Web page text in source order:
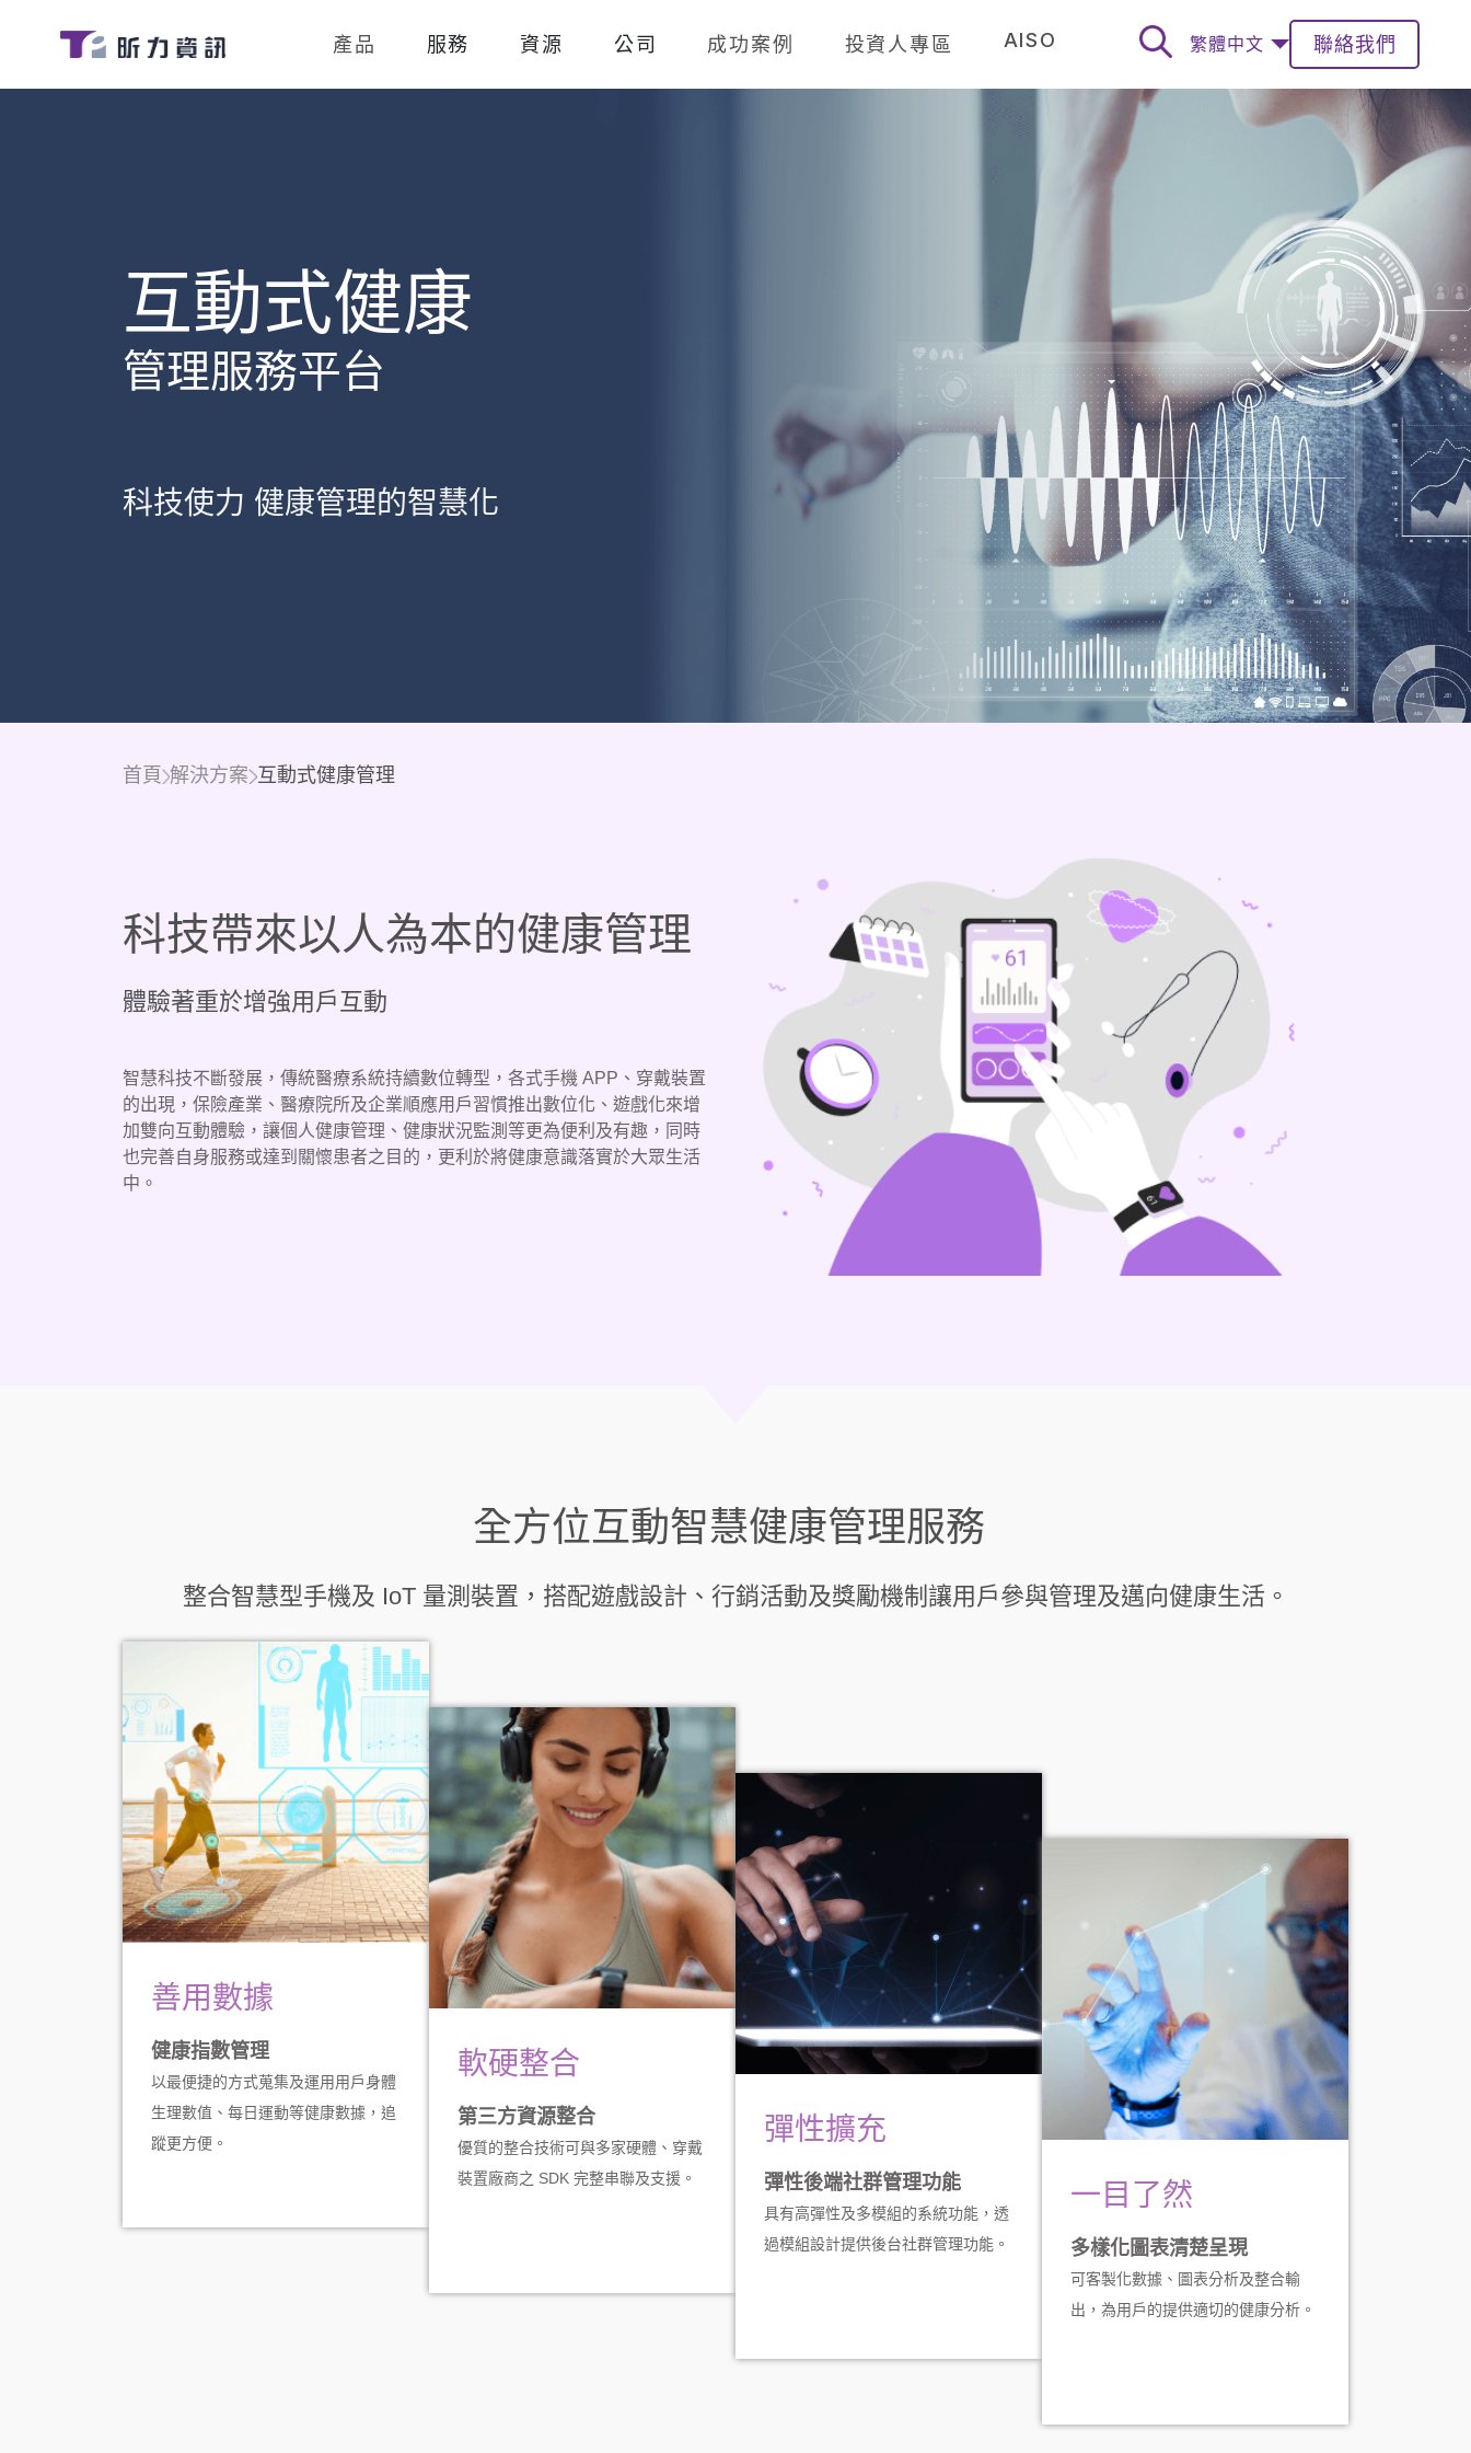
產品 服務 資源 公司 成功案例 投資人專區 AISO 繁體中文 聯絡我們
互動式健康
管理服務平台
科技使力 健康管理的智慧化
首頁 解決方案 互動式健康管理
科技帶來以人為本的健康管理
體驗著重於增強用戶互動
智慧科技不斷發展，傳統醫療系統持續數位轉型，各式手機 APP、穿戴裝置
的出現，保險產業、醫療院所及企業順應用戶習慣推出數位化、遊戲化來增
加雙向互動體驗，讓個人健康管理、健康狀況監測等更為便利及有趣，同時
也完善自身服務或達到關懷患者之目的，更利於將健康意識落實於大眾生活
中。
全方位互動智慧健康管理服務
整合智慧型手機及 IoT 量測裝置，搭配遊戲設計、行銷活動及獎勵機制讓用戶參與管理及邁向健康生活。
善用數據
健康指數管理
以最便捷的方式蒐集及運用用戶身體
生理數值、每日運動等健康數據，追
蹤更方便。
軟硬整合
第三方資源整合
優質的整合技術可與多家硬體、穿戴
裝置廠商之 SDK 完整串聯及支援。
彈性擴充
彈性後端社群管理功能
具有高彈性及多模組的系統功能，透
過模組設計提供後台社群管理功能。
一目了然
多樣化圖表清楚呈現
可客製化數據、圖表分析及整合輸
出，為用戶的提供適切的健康分析。